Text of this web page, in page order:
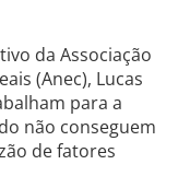
da Associação
(Anec), Lucas
para a
não conseguem
de fatores